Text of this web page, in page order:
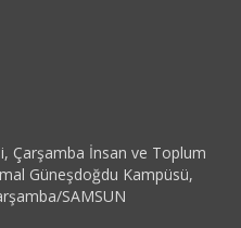
Çarşamba İnsan ve Toplum
Güneşdoğdu Kampüsü,
SAMSUN